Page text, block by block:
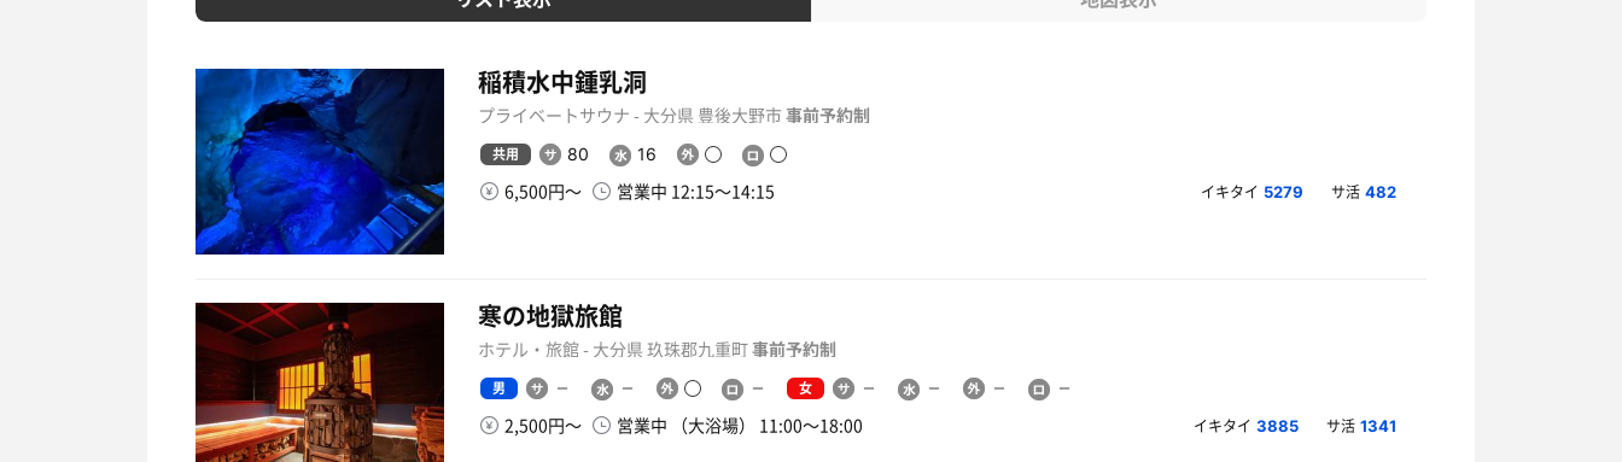
稲積水中鍾乳洞
プライベートサウナ - 大分県 豊後大野市事前予約制
共用 80 16
6,500円〜 営業中 12:15〜14:15 イキタイ 5279 サ活 482
寒の地獄旅館
ホテル・旅館 - 大分県 玖珠郡九重町事前予約制
男 女
2,500円〜 営業中 （大浴場） 11:00〜18:00 イキタイ 3885 サ活 1341